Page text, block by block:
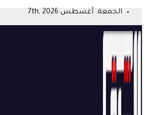
content
الجمعة. أغسطس 7th, 2026